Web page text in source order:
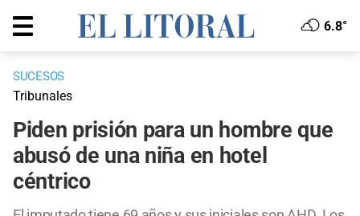
6.8°
SUCESOS
Tribunales
Piden prisión para un hombre que
abusó de una niña en hotel
céntrico